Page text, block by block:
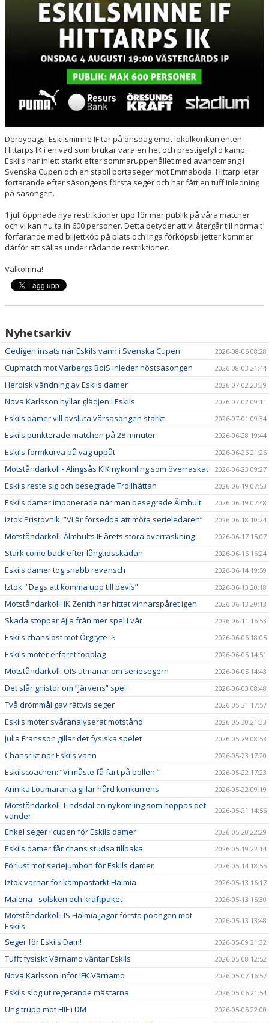
Derbydags! Eskilsminne IF tar på onsdag emot lokalkonkurrenten
Hittarps IK i en vad som brukar vara en het och prestigefylld kamp.
Eskils har inlett starkt efter sommaruppehållet med avancemang i
Svenska Cupen och en stabil bortaseger mot Emmaboda. Hittarp letar
fortarande efter säsongens första seger och har fått en tuff inledning
på säsongen.
1 juli öppnade nya restriktioner upp för mer publik på våra matcher
och vi kan nu ta in 600 personer. Detta betyder att vi återgår till normalt
förfarande med biljettköp på plats och inga förköpsbiljetter kommer
därför att säljas under rådande restriktioner.
Välkomna!
Nyhetsarkiv
Gedigen insats när Eskils vann i Svenska Cupen 2026-08-06 08:28
Cupmatch mot Varbergs BoIS inleder höstsäsongen 2026-08-03 21:44
Heroisk vändning av Eskils damer 2026-07-02 23:39
Nova Karlsson hyllar glädjen i Eskils 2026-07-02 09:11
Eskils damer vill avsluta vårsäsongen starkt 2026-07-01 09:34
Eskils punkterade matchen på 28 minuter 2026-06-28 19:44
Eskils formkurva på väg uppåt 2026-06-26 21:26
Motståndarkoll - Alingsås KIK nykomling som överraskat 2026-06-23 09:27
Eskils reste sig och besegrade Trollhättan 2026-06-19 07:53
Eskils damer imponerade när man besegrade Älmhult 2026-06-19 07:48
Iztok Pristovnik: ”Vi är försedda att möta serieledaren” 2026-06-18 10:24
Motståndarkoll: Älmhults IF årets stora överraskning 2026-06-17 15:07
Stark come back efter långtidsskadan 2026-06-16 16:24
Eskils damer tog snabb revansch 2026-06-14 19:59
Iztok: ”Dags att komma upp till bevis” 2026-06-13 20:18
Motståndarkoll: IK Zenith har hittat vinnarspåret igen 2026-06-13 20:13
Skada stoppar Ajla från mer spel i vår 2026-06-11 16:53
Eskils chanslöst mot Örgryte IS 2026-06-06 18:05
Eskils möter erfaret topplag 2026-06-05 14:51
Motståndarkoll: ÖIS utmanar om seriesegern 2026-06-05 14:43
Det slår gnistor om ”Järvens” spel 2026-06-03 08:48
Två drömmål gav rättvis seger 2026-05-31 17:57
Eskils möter svåranalyserat motstånd 2026-05-30 21:33
Julia Fransson gillar det fysiska spelet 2026-05-29 08:53
Chansrikt när Eskils vann 2026-05-23 17:20
Eskilscoachen: ”Vi måste få fart på bollen ” 2026-05-22 17:23
Annika Loumaranta gillar hård konkurrens 2026-05-22 09:19
Motståndarkoll: Lindsdal en nykomling som hoppas det
vänder
2026-05-21 14:56
Enkel seger i cupen för Eskils damer 2026-05-20 22:29
Eskils damer får chans studsa tillbaka 2026-05-19 22:14
Förlust mot seriejumbon för Eskils damer 2026-05-14 18:55
Iztok varnar för kämpastarkt Halmia 2026-05-13 16:17
Malena - solsken och kraftpaket 2026-05-13 15:30
Motståndarkoll: IS Halmia jagar första poängen mot
Eskils
2026-05-13 13:48
Seger för Eskils Dam! 2026-05-09 21:32
Tufft fysiskt Värnamo väntar Eskils 2026-05-08 12:52
Nova Karlsson inför IFK Värnamo 2026-05-07 16:57
Eskils slog ut regerande mästarna 2026-05-06 21:54
Ung trupp mot HIF i DM 2026-05-05 22:00